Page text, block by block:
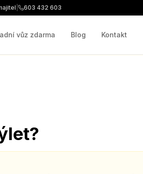
603 432 603
vůz zdarma Blog Kontakt